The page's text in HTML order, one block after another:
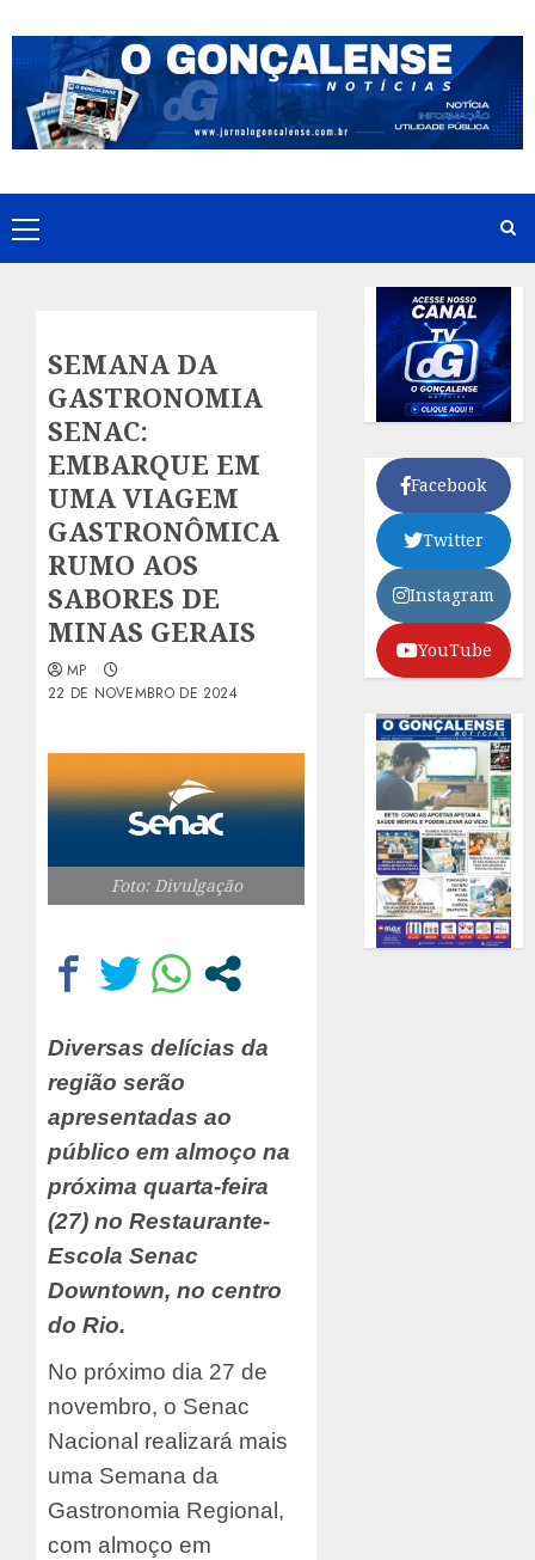
to
content
Primary
Menu
SEMANA DA
GASTRONOMIA
SENAC:
EMBARQUE EM
UMA VIAGEM
GASTRONÔMICA
RUMO AOS
SABORES DE
MINAS GERAIS
MP
22 DE NOVEMBRO DE 2024
Foto: Divulgação
Diversas delícias da
região serão
apresentadas ao
público em almoço na
próxima quarta-feira
(27) no Restaurante-
Escola Senac
Downtown, no centro
do Rio.
No próximo dia 27 de
novembro, o Senac
Nacional realizará mais
uma Semana da
Gastronomia Regional,
com almoço em
Facebook
Twitter
Instagram
YouTube